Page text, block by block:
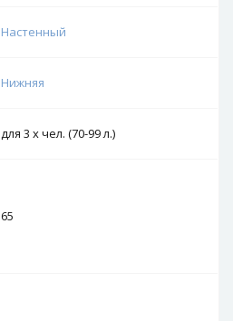
Настенный
Нижняя
для 3 х чел. (70-99 л.)
65